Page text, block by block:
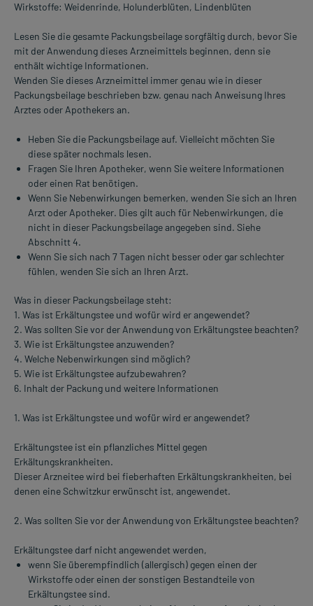
Wirkstoffe: Weidenrinde, Holunderblüten, Lindenblüten
Lesen Sie die gesamte Packungsbeilage sorgfältig durch, bevor Sie
mit der Anwendung dieses Arzneimittels beginnen, denn sie
enthält wichtige Informationen.
Wenden Sie dieses Arzneimittel immer genau wie in dieser
Packungsbeilage beschrieben bzw. genau nach Anweisung Ihres
Arztes oder Apothekers an.
Heben Sie die Packungsbeilage auf. Vielleicht möchten Sie
diese später nochmals lesen.
Fragen Sie Ihren Apotheker, wenn Sie weitere Informationen
oder einen Rat benötigen.
Wenn Sie Nebenwirkungen bemerken, wenden Sie sich an Ihren
Arzt oder Apotheker. Dies gilt auch für Nebenwirkungen, die
nicht in dieser Packungsbeilage angegeben sind. Siehe
Abschnitt 4.
Wenn Sie sich nach 7 Tagen nicht besser oder gar schlechter
fühlen, wenden Sie sich an Ihren Arzt.
Was in dieser Packungsbeilage steht:
1. Was ist Erkältungstee und wofür wird er angewendet?
2. Was sollten Sie vor der Anwendung von Erkältungstee beachten?
3. Wie ist Erkältungstee anzuwenden?
4. Welche Nebenwirkungen sind möglich?
5. Wie ist Erkältungstee aufzubewahren?
6. Inhalt der Packung und weitere Informationen
1. Was ist Erkältungstee und wofür wird er angewendet?
Erkältungstee ist ein pflanzliches Mittel gegen
Erkältungskrankheiten.
Dieser Arzneitee wird bei fieberhaften Erkältungskrankheiten, bei
denen eine Schwitzkur erwünscht ist, angewendet.
2. Was sollten Sie vor der Anwendung von Erkältungstee beachten?
Erkältungstee darf nicht angewendet werden,
wenn Sie überempfindlich (allergisch) gegen einen der
Wirkstoffe oder einen der sonstigen Bestandteile von
Erkältungstee sind.